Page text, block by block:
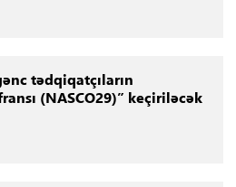
tədqiqatçıların
(NASCO29)” keçiriləcək